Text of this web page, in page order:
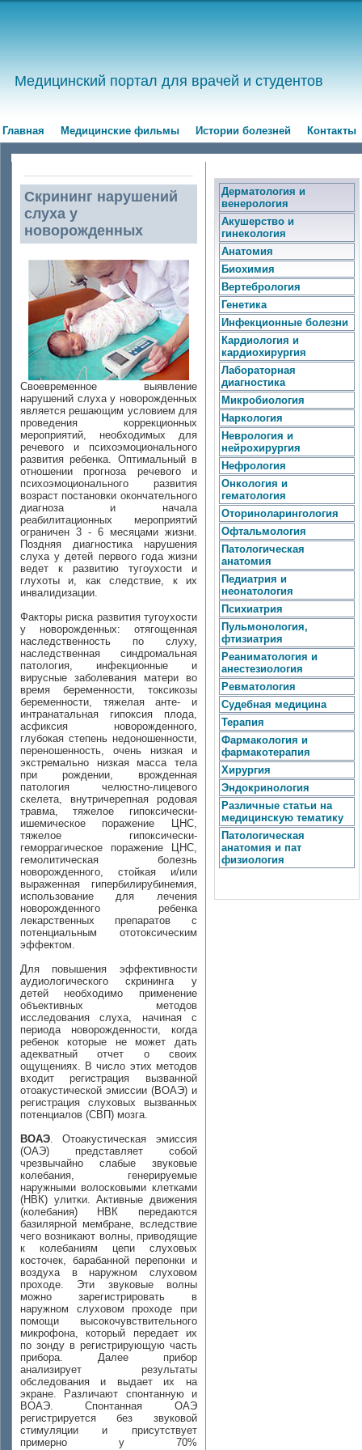
Медицинский портал для врачей и студентов
Главная Медицинские фильмы Истории болезней Контакты
Скрининг нарушений
слуха у
новорожденных
Своевременное выявление
нарушений слуха у новорожденных
является решающим условием для
проведения коррекционных
мероприятий, необходимых для
речевого и психоэмоционального
развития ребенка. Оптимальный в
отношении прогноза речевого и
психоэмоционального развития
возраст постановки окончательного
диагноза и начала
реабилитационных мероприятий
ограничен 3 - 6 месяцами жизни.
Поздняя диагностика нарушения
слуха у детей первого года жизни
ведет к развитию тугоухости и
глухоты и, как следствие, к их
инвалидизации.
Факторы риска развития тугоухости
у новорожденных: отягощенная
наследственность по слуху,
наследственная синдромальная
патология, инфекционные и
вирусные заболевания матери во
время беременности, токсикозы
беременности, тяжелая анте- и
интранатальная гипоксия плода,
асфиксия новорожденного,
глубокая степень недоношенности,
переношенность, очень низкая и
экстремально низкая масса тела
при рождении, врожденная
патология челюстно-лицевого
скелета, внутричерепная родовая
травма, тяжелое гипоксически-
ишемическое поражение ЦНС,
тяжелое гипоксически-
геморрагическое поражение ЦНС,
гемолитическая болезнь
новорожденного, стойкая и/или
выраженная гипербилирубинемия,
использование для лечения
новорожденного ребенка
лекарственных препаратов с
потенциальным ототоксическим
эффектом.
Для повышения эффективности
аудиологического скрининга у
детей необходимо применение
объективных методов
исследования слуха, начиная с
периода новорожденности, когда
ребенок которые не может дать
адекватный отчет о своих
ощущениях. В число этих методов
входит регистрация вызванной
отоакустической эмиссии (ВОАЭ) и
регистрация слуховых вызванных
потенциалов (СВП) мозга.
ВОАЭ. Отоакустическая эмиссия
(ОАЭ) представляет собой
чрезвычайно слабые звуковые
колебания, генерируемые
наружными волосковыми клетками
(НВК) улитки. Активные движения
(колебания) НВК передаются
базилярной мембране, вследствие
чего возникают волны, приводящие
к колебаниям цепи слуховых
косточек, барабанной перепонки и
воздуха в наружном слуховом
проходе. Эти звуковые волны
можно зарегистрировать в
наружном слуховом проходе при
помощи высокочувствительного
микрофона, который передает их
по зонду в регистрирующую часть
прибора. Далее прибор
анализирует результаты
обследования и выдает их на
экране. Различают спонтанную и
ВОАЭ. Спонтанная ОАЭ
регистрируется без звуковой
стимуляции и присутствует
примерно у 70%
Дерматология и
венерология
Акушерство и
гинекология
Анатомия
Биохимия
Вертебрология
Генетика
Инфекционные болезни
Кардиология и
кардиохирургия
Лабораторная
диагностика
Микробиология
Наркология
Неврология и
нейрохирургия
Нефрология
Онкология и
гематология
Оториноларингология
Офтальмология
Патологическая
анатомия
Педиатрия и
неонатология
Психиатрия
Пульмонология,
фтизиатрия
Реаниматология и
анестезиология
Ревматология
Судебная медицина
Терапия
Фармакология и
фармакотерапия
Хирургия
Эндокринология
Различные статьи на
медицинскую тематику
Патологическая
анатомия и пат
физиология